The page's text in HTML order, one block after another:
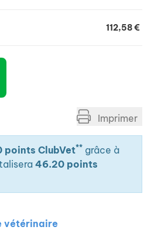
112,58 €
Imprimer
points ClubVet** grâce à
46.20 points
vétérinaire